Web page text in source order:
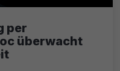
per
überwacht